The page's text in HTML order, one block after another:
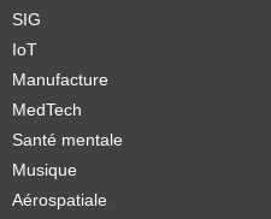
SIG
IoT
Manufacture
MedTech
Santé mentale
Musique
Aérospatiale